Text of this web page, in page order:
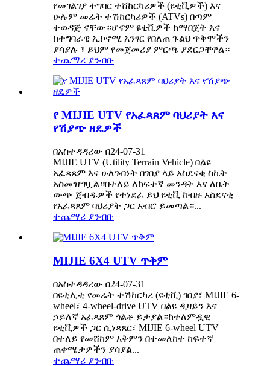
የመገልገያ ተግባር ተሸከርካሪዎች (ዩቲቪዎች) እና
ሁሉም መሬት ተሽከርካሪዎች (ATVs) በጣም
ተወዳጅ ናቸው።ሆኖም ዩቲቪዎች ከማበጀት እና
ከተግባራዊ ኢኮኖሚ አንፃር የበለጠ ጉልህ ጥቅሞችን
ያሳያሉ ፣ ይህም የመጀመሪያ ምርጫ ያደርጋቸዋል።
ተጨማሪ ያንብቡ
የ MIJIE UTV የአፈጻጸም ባህሪያት እና
የሽያጭ ዘዴዎች
በአስተዳዳሪው በ24-07-31
MIJIE UTV (Utility Terrain Vehicle) በልዩ
አፈጻጸም እና ሁለገብነት በገበያ ላይ አስደናቂ ስኬት
አስመዝግቧል።በተለይ ለከፍተኛ መንዳት እና ለቤት
ውጭ ጀብዱዎች የተነደፈ ይህ ዩቲቪ ከብዙ አስደናቂ
የአፈጻጸም ባህሪያት ጋር አብሮ ይመጣል።...
ተጨማሪ ያንብቡ
MIJIE 6X4 UTV ጥቅም
በአስተዳዳሪው በ24-07-31
በዩቲሊቲ የመሬት ተሽከርካሪ (ዩቲቪ) ገበያ፣ MIJIE 6-
wheel፣ 4-wheel-drive UTV በልዩ ዲዛይን እና
ኃይለኛ አፈጻጸም ጎልቶ ይታያል።ከተለምዷዊ
ዩቲቪዎች ጋር ሲነጻጸር፣ MIJIE 6-wheel UTV
በተለይ የመሸከም አቅምን በተመለከተ ከፍተኛ
ጠቀሜታዎችን ያሳያል...
ተጨማሪ ያንብቡ